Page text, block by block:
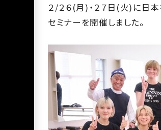
２/２６(月 ) ・２７日 (火)に日本
セミナーを開催しました。